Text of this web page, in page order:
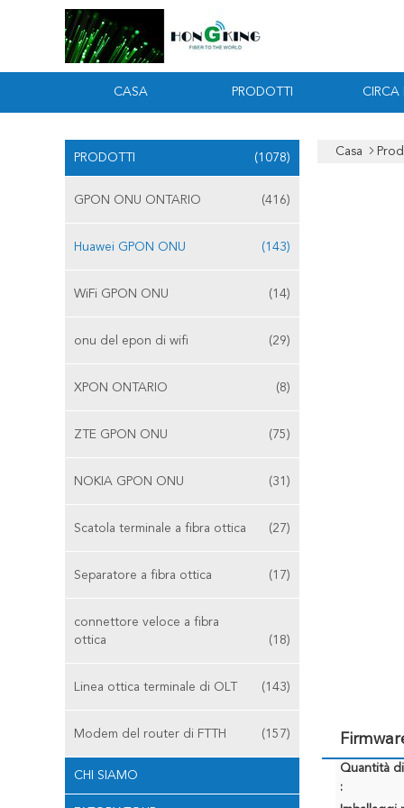
CASA PRODOTTI CIRCA
PRODOTTI (1078)
GPON ONU ONTARIO (416)
Huawei GPON ONU (143)
WiFi GPON ONU (14)
onu del epon di wifi (29)
XPON ONTARIO (8)
ZTE GPON ONU (75)
NOKIA GPON ONU (31)
Scatola terminale a fibra ottica (27)
Separatore a fibra ottica (17)
connettore veloce a fibra
ottica
(18)
Linea ottica terminale di OLT (143)
Modem del router di FTTH (157)
CHI SIAMO
Casa
Quantità
: